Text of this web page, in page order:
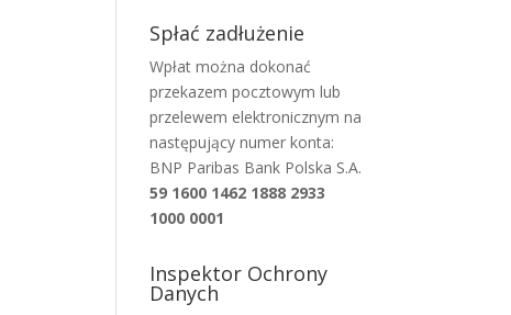
Spłać zadłużenie
Wpłat można dokonać
przekazem pocztowym lub
przelewem elektronicznym na
następujący numer konta:
BNP Paribas Bank Polska S.A.
59 1600 1462 1888 2933
1000 0001
Inspektor Ochrony
Danych